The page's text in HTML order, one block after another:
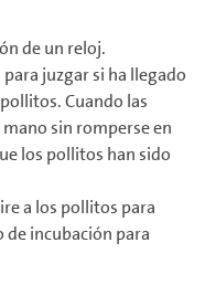
de un reloj.
juzgar si ha llegado
Cuando las
sin romperse en
los pollitos han sido
a los pollitos para
incubación para